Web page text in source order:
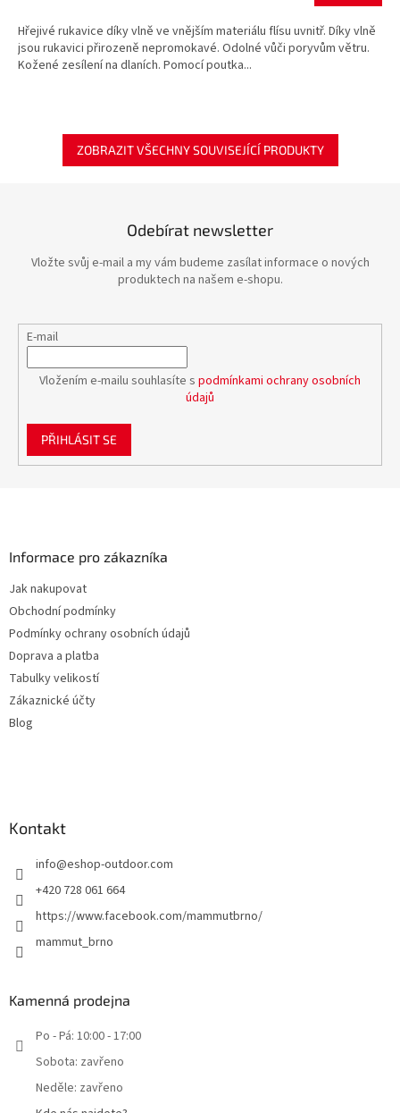
Hřejivé rukavice díky vlně ve vnějším materiálu flísu uvnitř. Díky vlně
jsou rukavici přirozeně nepromokavé. Odolné vůči poryvům větru.
Kožené zesílení na dlaních. Pomocí poutka...
ZOBRAZIT VŠECHNY SOUVISEJÍCÍ PRODUKTY
Odebírat newsletter
Vložte svůj e-mail a my vám budeme zasílat informace o nových
produktech na našem e-shopu.
E-mail
Vložením e-mailu souhlasíte s podmínkami ochrany osobních
údajů
PŘIHLÁSIT SE
Informace pro zákazníka
Jak nakupovat
Obchodní podmínky
Podmínky ochrany osobních údajů
Doprava a platba
Tabulky velikostí
Zákaznické účty
Blog
Kontakt
info@eshop-outdoor.com
+420 728 061 664
https://www.facebook.com/mammutbrno/
mammut_brno
Kamenná prodejna
Po - Pá: 10:00 - 17:00
Sobota: zavřeno
Neděle: zavřeno